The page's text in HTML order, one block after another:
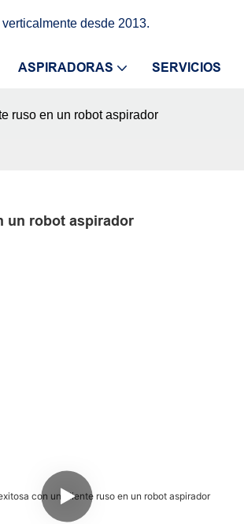
desde 2013.
ASPIRADORAS SERVICIOS
ruso en un robot aspirador
un robot aspirador